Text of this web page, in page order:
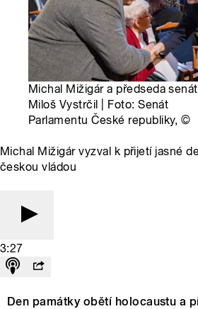
Michal Mižigár a předseda
Miloš Vystrčil | Foto: Senát
Parlamentu České republiky,©
Michal Mižigár vyzval k přijetí jasné
českou vládou
3:27
Den památky obětí holocaustu a